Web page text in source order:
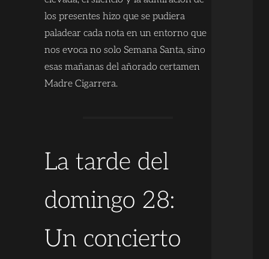
los presentes hizo que se pudiera
paladear cada nota en un entorno que
nos evoca no solo Semana Santa, sino
esas mañanas del añorado certamen
Madre Cigarrera.
La tarde del
domingo 28:
Un concierto